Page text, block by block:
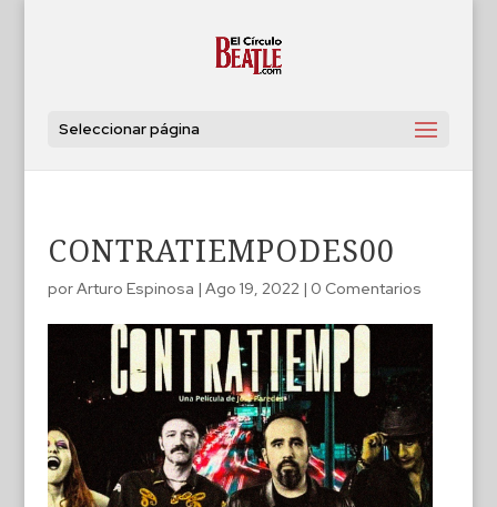
Seleccionar página
CONTRATIEMPODES00
porArturo Espinosa | Ago 19, 2022| 0 Comentarios